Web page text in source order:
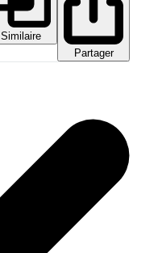
Similaire
Partager